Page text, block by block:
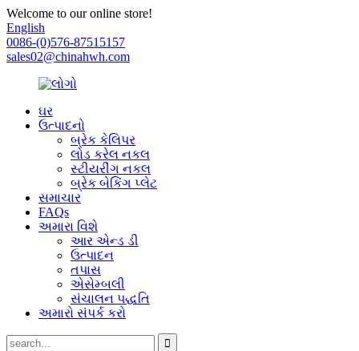
Welcome to our online store!
English
0086-(0)576-87515157
sales02@chinahwh.com
ઘર
ઉત્પાદનો
બ્રેક કેલિપર
લોડ કરેલ નકલ
સ્ટીયરીંગ નકલ
બ્રેક બેકિંગ પ્લેટ
સમાચાર
FAQs
અમારા વિશે
આર એન્ડ ડી
ઉત્પાદન
તપાસ
એસેમ્બલી
સંચાલન પદ્ધતિ
અમારો સંપર્ક કરો